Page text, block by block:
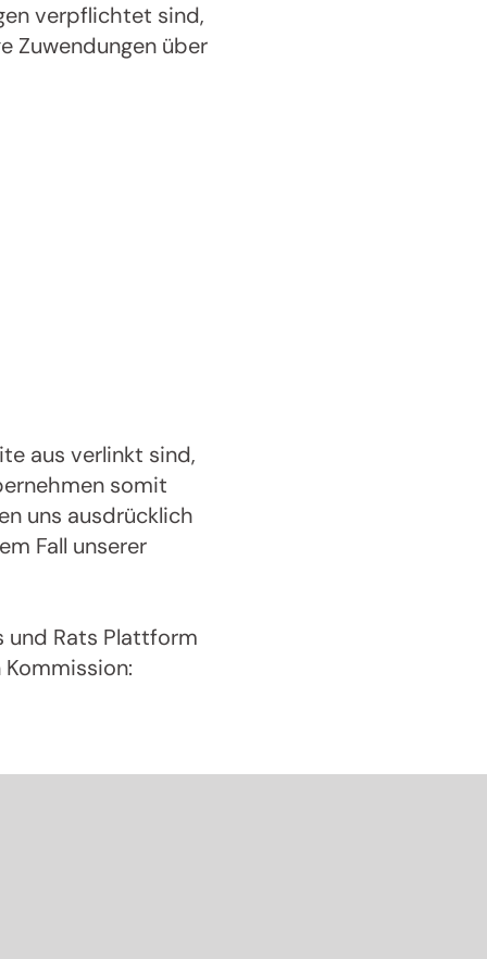
verpflichtet sind,
Zuwendungen über
aus verlinkt sind,
somit
uns ausdrücklich
Fall unserer
und Rats Plattform